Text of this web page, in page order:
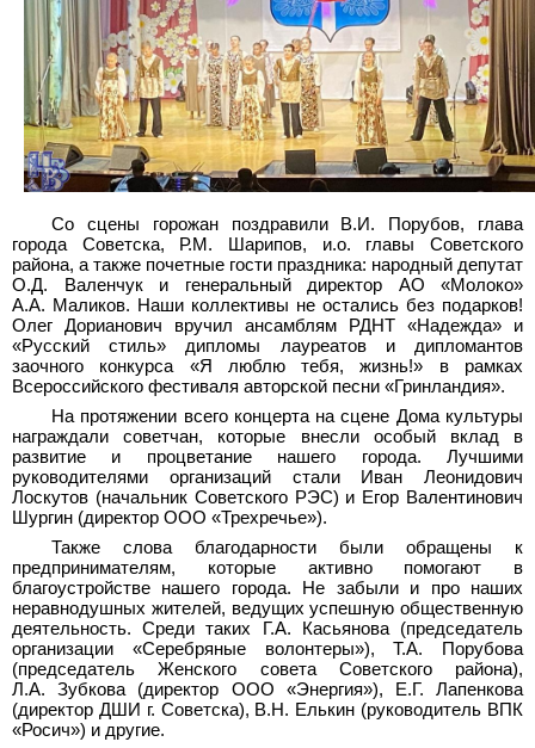
Со сцены горожан поздравили В.И. Порубов, глава
города Советска, Р.М. Шарипов, и.о. главы Советского
района, а также почетные гости праздника: народный депутат
О.Д. Валенчук и генеральный директор АО «Молоко»
А.А. Маликов. Наши коллективы не остались без подарков!
Олег Дорианович вручил ансамблям РДНТ «Надежда» и
«Русский стиль» дипломы лауреатов и дипломантов
заочного конкурса «Я люблю тебя, жизнь!» в рамках
Всероссийского фестиваля авторской песни «Гринландия».
На протяжении всего концерта на сцене Дома культуры
награждали советчан, которые внесли особый вклад в
развитие и процветание нашего города. Лучшими
руководителями организаций стали Иван Леонидович
Лоскутов (начальник Советского РЭС) и Егор Валентинович
Шургин (директор ООО «Трехречье»).
Также слова благодарности были обращены к
предпринимателям, которые активно помогают в
благоустройстве нашего города. Не забыли и про наших
неравнодушных жителей, ведущих успешную общественную
деятельность. Среди таких Г.А. Касьянова (председатель
организации «Серебряные волонтеры»), Т.А. Порубова
(председатель Женского совета Советского района),
Л.А. Зубкова (директор ООО «Энергия»), Е.Г. Лапенкова
(директор ДШИ г. Советска), В.Н. Елькин (руководитель ВПК
«Росич») и другие.